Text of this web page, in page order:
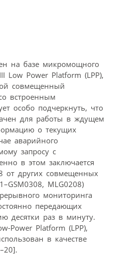
на базе микромощного
Low Power Platform (LPP),
совмещенный
встроенным
особо подчеркнуть, что
для работы в ждущем
о текущих
аварийного
запросу с
в этом заключается
от других совмещенных
MLG0208)
мониторинга
передающих
десятки раз в минуту.
Power Platform (LPP),
в качестве